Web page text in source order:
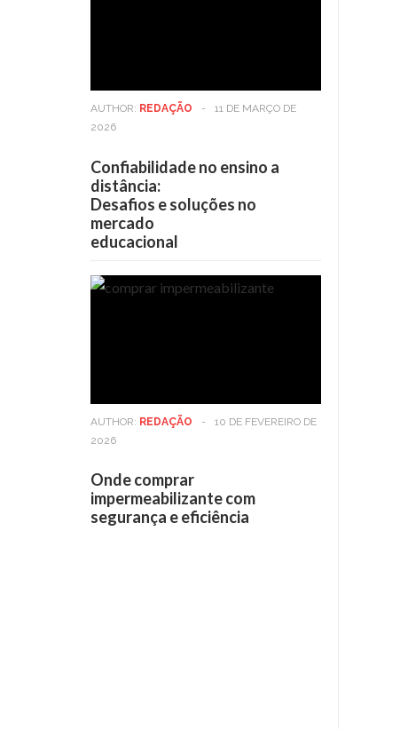
AUTHOR: REDAÇÃO -
11 DE MARÇO DE
2026
Confiabilidade no ensino a
distância:
Desafios e soluções no
mercado
educacional
AUTHOR: REDAÇÃO -
10 DE FEVEREIRO DE
2026
Onde comprar
impermeabilizante com
segurança e eficiência